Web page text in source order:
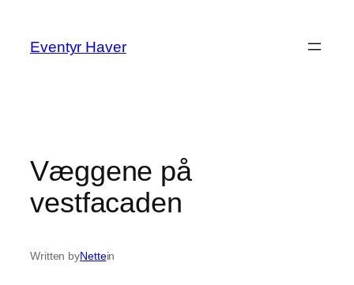
indhold
Eventyr Haver
Væggene på
vestfacaden
Written byNettein